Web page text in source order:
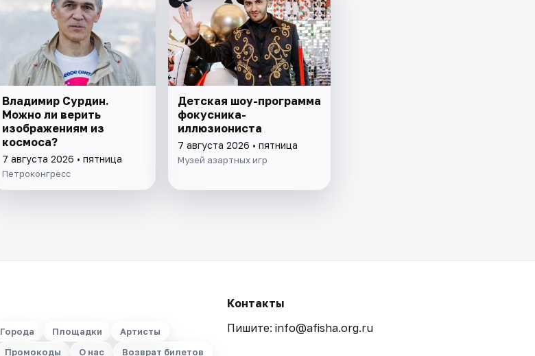
Владимир Сурдин.
Можно ли верить
изображениям из
космоса?
7 августа 2026 • пятница
Петроконгресс
Детская шоу-программа
фокусника-
иллюзиониста
7 августа 2026 • пятница
Музей азартных игр
Города Площадки
Артисты
Промокоды О нас Возврат билетов
Контакты
Пишите: info@afisha.org.ru